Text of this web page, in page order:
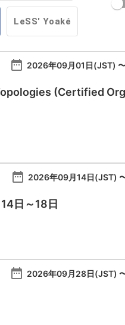
LeSS' Yoaké
date_range 2026年09月01日(JST)
(Certified
date_range 2026年09月14日(JST)
日～18日
date_range 2026年09月28日(JST)